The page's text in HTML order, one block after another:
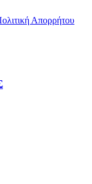
Απορρήτου